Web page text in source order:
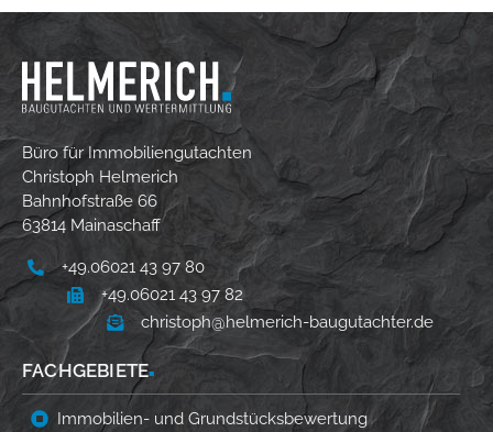
Büro für Immobiliengutachten
Christoph Helmerich
Bahnhofstraße 66
63814 Mainaschaff
+49.06021 43 97 80
+49.06021 43 97 82
christoph@helmerich-baugutachter.de
FACHGEBIETE■
Immobilien- und Grundstücksbewertung